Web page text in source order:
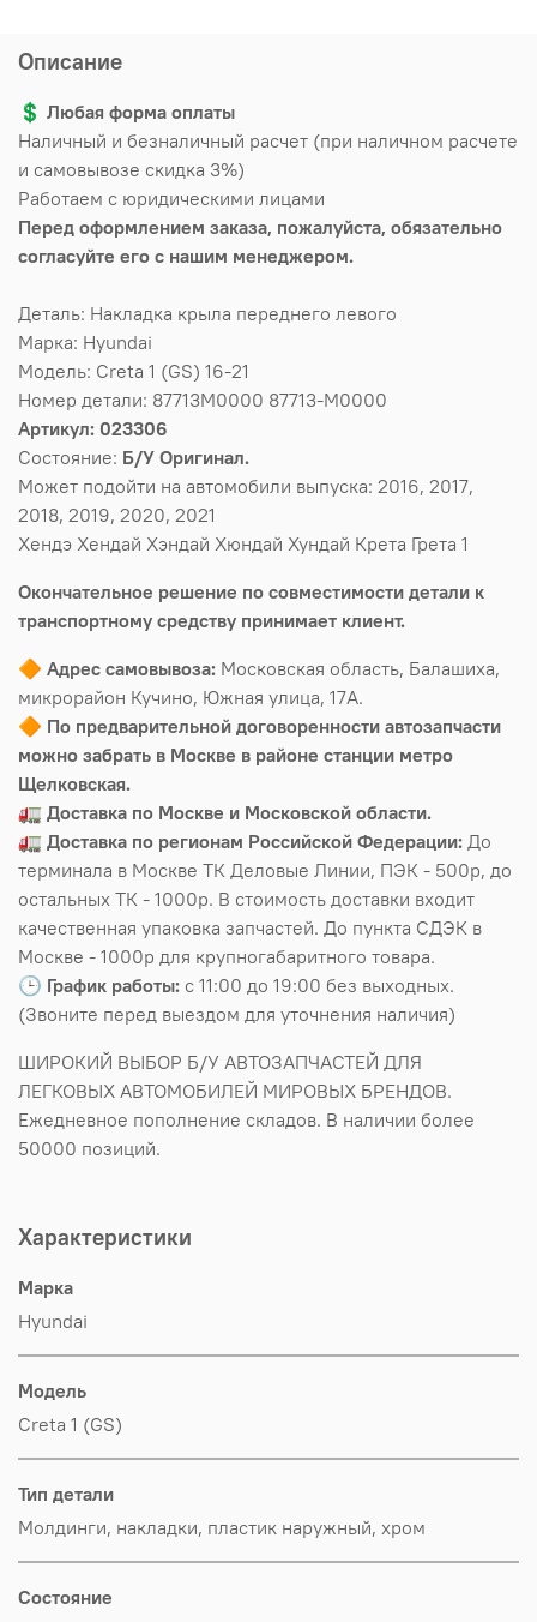
Описание
💲 Любая форма оплаты
Наличный и безналичный расчет (при наличном расчете
и самовывозе скидка 3%)
Работаем с юридическими лицами
Перед оформлением заказа, пожалуйста, обязательно
согласуйте его с нашим менеджером.
Деталь: Накладка крыла переднего левого
Марка: Hyundai
Модель: Creta 1 (GS) 16-21
Номер детали: 87713M0000 87713-M0000
Артикул: 023306
Состояние: Б/У Оригинал.
Может подойти на автомобили выпуска: 2016, 2017,
2018, 2019, 2020, 2021
Хендэ Хендай Хэндай Хюндай Хундай Крета Грета 1
Окончательное решение по совместимости детали к
транспортному средству принимает клиент.
🔶 Адрес самовывоза: Московская область, Балашиха,
микрорайон Кучино, Южная улица, 17А.
🔶 По предварительной договоренности автозапчасти
можно забрать в Москве в районе станции метро
Щелковская.
🚛 Доставка по Москве и Московской области.
🚛 Доставка по регионам Российской Федерации: До
терминала в Москве ТК Деловые Линии, ПЭК - 500р, до
остальных ТК - 1000р. В стоимость доставки входит
качественная упаковка запчастей. До пункта СДЭК в
Москве - 1000р для крупногабаритного товара.
🕒 График работы: с 11:00 до 19:00 без выходных.
(Звоните перед выездом для уточнения наличия)
ШИРОКИЙ ВЫБОР Б/У АВТОЗАПЧАСТЕЙ ДЛЯ
ЛЕГКОВЫХ АВТОМОБИЛЕЙ МИРОВЫХ БРЕНДОВ.
Ежедневное пополнение складов. В наличии более
50000 позиций.
Характеристики
Марка
Hyundai
Модель
Creta 1 (GS)
Тип детали
Молдинги, накладки, пластик наружный, хром
Состояние